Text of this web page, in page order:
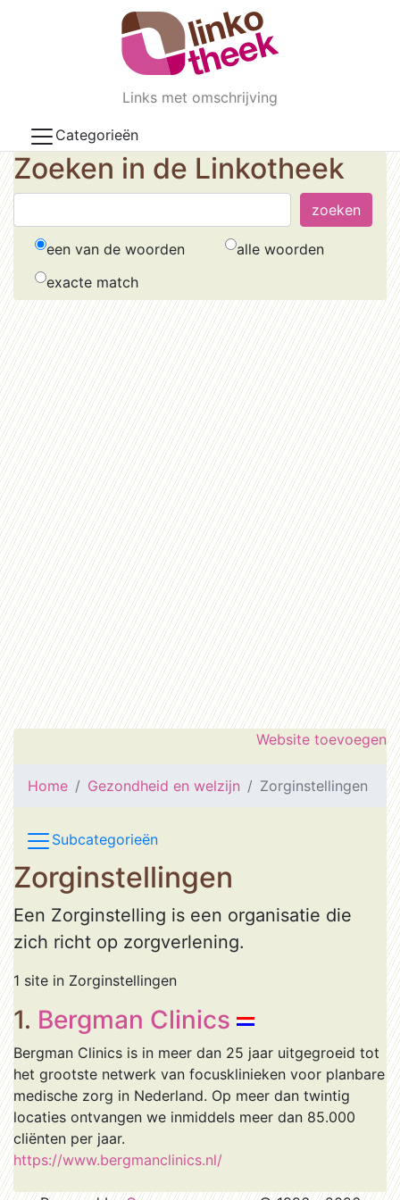
Skip to main content
Links met omschrijving
Categorieën
Zoeken in de Linkotheek
een van de woorden
alle woorden
exacte match
Website toevoegen
Home Gezondheid en welzijn Zorginstellingen
Subcategorieën
Zorginstellingen
Een Zorginstelling is een organisatie die
zich richt op zorgverlening.
1 site in Zorginstellingen
1. Bergman Clinics
Bergman Clinics is in meer dan 25 jaar uitgegroeid tot
het grootste netwerk van focusklinieken voor planbare
medische zorg in Nederland. Op meer dan twintig
locaties ontvangen we inmiddels meer dan 85.000
cliënten per jaar.
https://www.bergmanclinics.nl/